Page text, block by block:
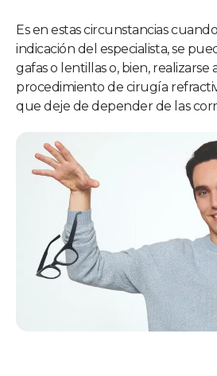
Es en estas circunstancias
indicación del especialista, se
gafas o lentillas o, bien,
procedimiento de cirugía
que deje de depender de las